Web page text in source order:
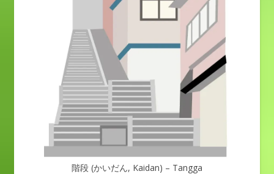
階段 (かいだん, Kaidan) – Tangga